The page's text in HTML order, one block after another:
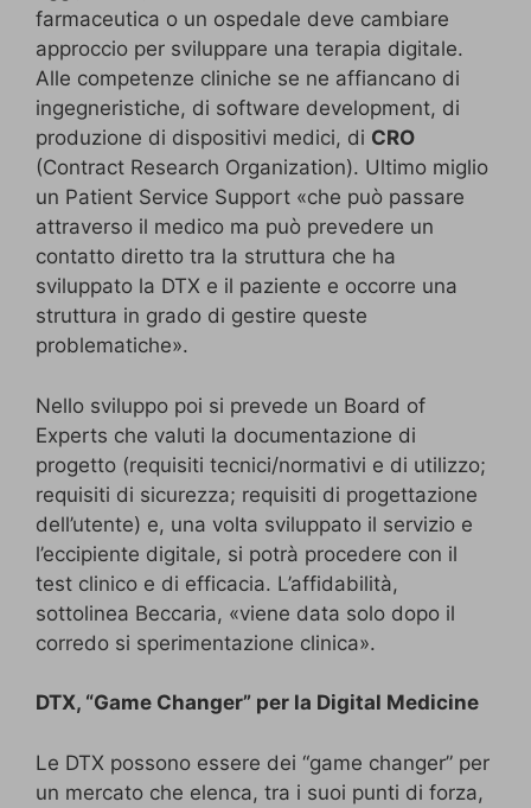
farmaceutica o un ospedale deve cambiare
approccio per sviluppare una terapia digitale.
Alle competenze cliniche se ne affiancano di
ingegneristiche, di software development, di
produzione di dispositivi medici, di CRO
(Contract Research Organization). Ultimo miglio
un Patient Service Support «che può passare
attraverso il medico ma può prevedere un
contatto diretto tra la struttura che ha
sviluppato la DTX e il paziente e occorre una
struttura in grado di gestire queste
problematiche».
Nello sviluppo poi si prevede un Board of
Experts che valuti la documentazione di
progetto (requisiti tecnici/normativi e di utilizzo;
requisiti di sicurezza; requisiti di progettazione
dell’utente) e, una volta sviluppato il servizio e
l’eccipiente digitale, si potrà procedere con il
test clinico e di efficacia. L’affidabilità,
sottolinea Beccaria, «viene data solo dopo il
corredo si sperimentazione clinica».
DTX, “Game Changer” per la Digital Medicine
Le DTX possono essere dei “game changer” per
un mercato che elenca, tra i suoi punti di forza,